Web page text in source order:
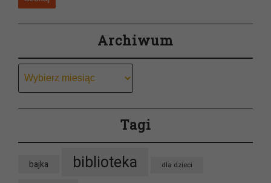
Archiwum
Tagi
bajka biblioteka dla dzieci